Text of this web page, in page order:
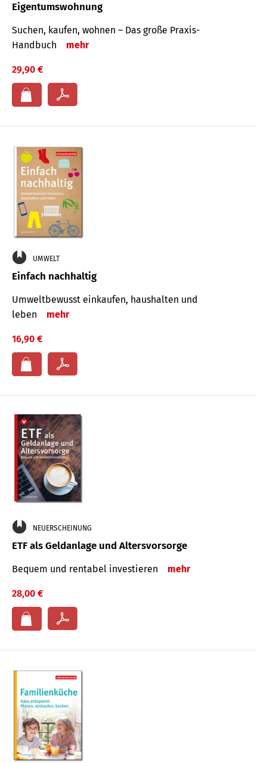
Eigentumswohnung
Suchen, kaufen, wohnen – Das große Praxis-
Handbuch
mehr
29,90 €
UMWELT
Einfach nachhaltig
Umweltbewusst einkaufen, haushalten und
leben
mehr
16,90 €
NEUERSCHEINUNG
ETF als Geldanlage und Altersvorsorge
Bequem und rentabel investieren mehr
28,00 €